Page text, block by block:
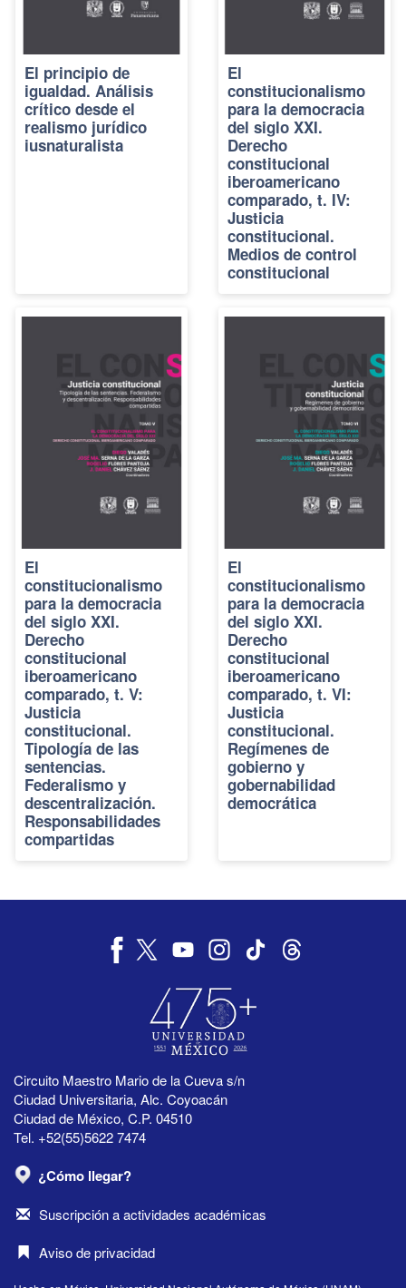
El principio de
igualdad. Análisis
crítico desde el
realismo jurídico
iusnaturalista
El
constitucionalismo
para la democracia
del siglo XXI.
Derecho
constitucional
iberoamericano
comparado, t. IV:
Justicia
constitucional.
Medios de control
constitucional
El
constitucionalismo
para la democracia
del siglo XXI.
Derecho
constitucional
iberoamericano
comparado, t. V:
Justicia
constitucional.
Tipología de las
sentencias.
Federalismo y
descentralización.
Responsabilidades
compartidas
El
constitucionalismo
para la democracia
del siglo XXI.
Derecho
constitucional
iberoamericano
comparado, t. VI:
Justicia
constitucional.
Regímenes de
gobierno y
gobernabilidad
democrática
Circuito Maestro Mario de la Cueva s/n
Ciudad Universitaria, Alc. Coyoacán
Ciudad de México, C.P. 04510
Tel. +52(55)5622 7474
¿Cómo llegar?
Suscripción a actividades académicas
Aviso de privacidad